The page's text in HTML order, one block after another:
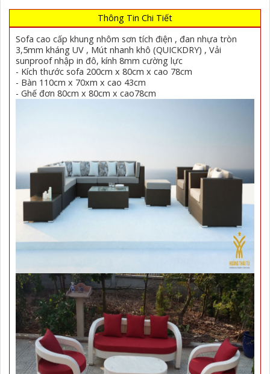
Thông Tin Chi Tiết
Sofa cao cấp khung nhôm sơn tích điện , đan nhựa tròn
3,5mm kháng UV , Mút nhanh khô (QUICKDRY) , Vải
sunproof nhập in đô, kính 8mm cường lực
- Kích thước sofa 200cm x 80cm x cao 78cm
- Bàn 110cm x 70xm x cao 43cm
- Ghế đơn 80cm x 80cm x cao78cm